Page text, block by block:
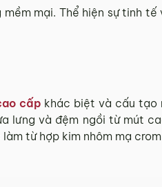
mại. Thể hiện sự tinh tế
cấp khác biệt và cấu tạo
lưng và đệm ngồi từ mút
làm từ hợp kim nhôm mạ
để nhận được sự hỗ trợ